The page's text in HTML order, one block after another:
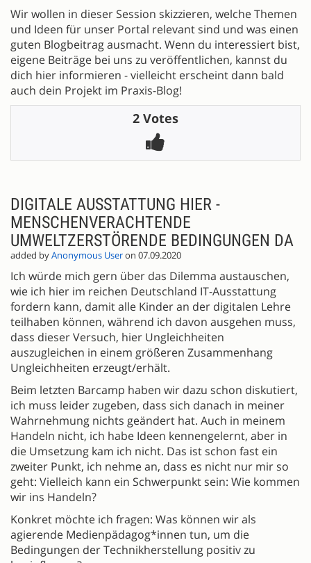
Wir wollen in dieser Session skizzieren, welche Themen
und Ideen für unser Portal relevant sind und was einen
guten Blogbeitrag ausmacht. Wenn du interessiert bist,
eigene Beiträge bei uns zu veröffentlichen, kannst du
dich hier informieren - vielleicht erscheint dann bald
auch dein Projekt im Praxis-Blog!
2 Votes
DIGITALE AUSSTATTUNG HIER -
MENSCHENVERACHTENDE
UMWELTZERSTÖRENDE BEDINGUNGEN DA
added byAnonymous Useron 07.09.2020
Ich würde mich gern über das Dilemma austauschen,
wie ich hier im reichen Deutschland IT-Ausstattung
fordern kann, damit alle Kinder an der digitalen Lehre
teilhaben können, während ich davon ausgehen muss,
dass dieser Versuch, hier Ungleichheiten
auszugleichen in einem größeren Zusammenhang
Ungleichheiten erzeugt/erhält.
Beim letzten Barcamp haben wir dazu schon diskutiert,
ich muss leider zugeben, dass sich danach in meiner
Wahrnehmung nichts geändert hat. Auch in meinem
Handeln nicht, ich habe Ideen kennengelernt, aber in
die Umsetzung kam ich nicht. Das ist schon fast ein
zweiter Punkt, ich nehme an, dass es nicht nur mir so
geht: Vielleich kann ein Schwerpunkt sein: Wie kommen
wir ins Handeln?
Konkret möchte ich fragen: Was können wir als
agierende Medienpädagog*innen tun, um die
Bedingungen der Technikherstellung positiv zu